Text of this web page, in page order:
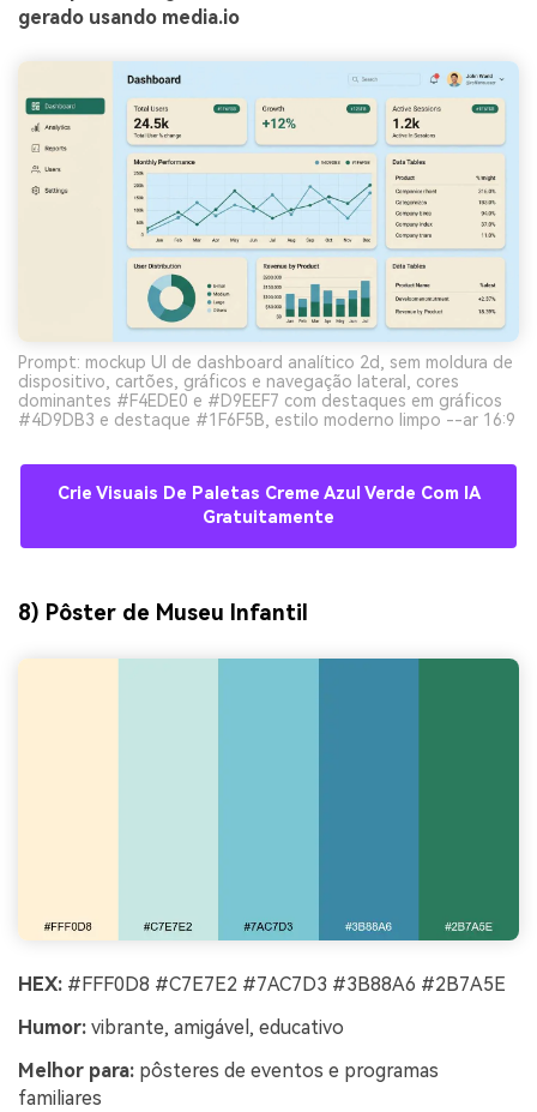
gerado usando media.io
Prompt: mockup UI de dashboard analítico 2d, sem moldura de
dispositivo, cartões, gráficos e navegação lateral, cores
dominantes #F4EDE0 e #D9EEF7 com destaques em gráficos
#4D9DB3 e destaque #1F6F5B, estilo moderno limpo --ar 16:9
Crie Visuais De Paletas Creme Azul Verde Com IA
Gratuitamente
8) Pôster de Museu Infantil
HEX: #FFF0D8 #C7E7E2 #7AC7D3 #3B88A6 #2B7A5E
Humor: vibrante, amigável, educativo
Melhor para: pôsteres de eventos e programas
familiares